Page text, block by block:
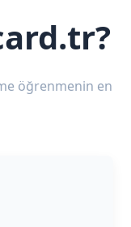
öğrenmenin en